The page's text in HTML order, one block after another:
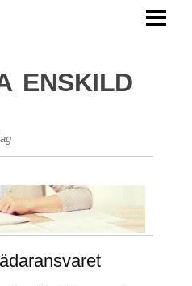
enskild